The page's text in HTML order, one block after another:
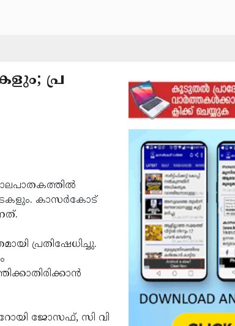
പ്ര
കടകളും. കാസര്‍കോട്
പ്രതിഷേധിച്ചു.
ജോസഫ്, സി വി